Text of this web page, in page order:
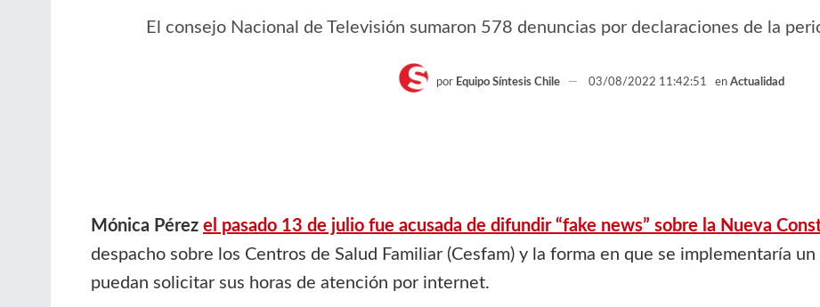
El consejo Nacional de Televisión sumaron 578 denuncias por declaraciones de la
por Equipo Síntesis Chile 03/08/2022 11:42:51 en Actualidad
Mónica Pérez el pasado 13 de julio fue acusada de difundir “fake news” sobre la Nueva
despacho sobre los Centros de Salud Familiar (Cesfam) y la forma en que se implementaría
puedan solicitar sus horas de atención por internet.